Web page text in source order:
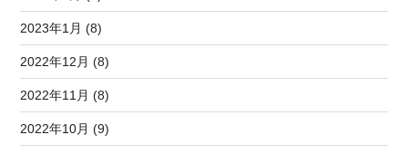
2023年1月 (8)
2022年12月 (8)
2022年11月 (8)
2022年10月 (9)